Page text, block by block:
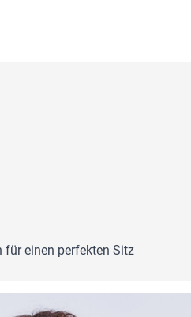
für einen perfekten Sitz